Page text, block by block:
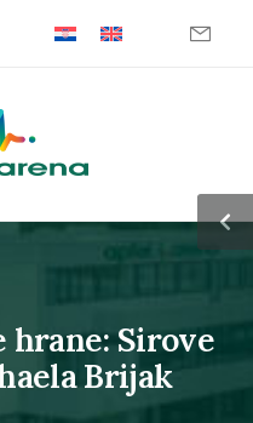
hrane: Sirove
Brijak